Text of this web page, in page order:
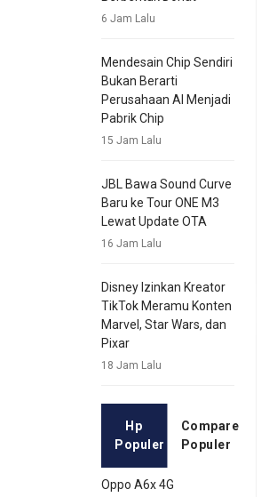
6 Jam Lalu
Mendesain Chip Sendiri
Bukan Berarti
Perusahaan AI Menjadi
Pabrik Chip
15 Jam Lalu
JBL Bawa Sound Curve
Baru ke Tour ONE M3
Lewat Update OTA
16 Jam Lalu
Disney Izinkan Kreator
TikTok Meramu Konten
Marvel, Star Wars, dan
Pixar
18 Jam Lalu
Hp
Populer
Compare
Populer
Oppo A6x 4G